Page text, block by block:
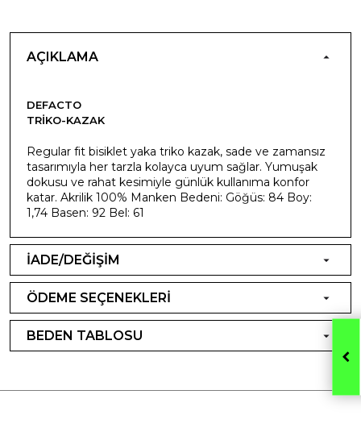
AÇIKLAMA
DEFACTO
TRIKO-KAZAK
Regular fit bisiklet yaka triko kazak, sade ve zamansız
tasarımıyla her tarzla kolayca uyum sağlar. Yumuşak
dokusu ve rahat kesimiyle günlük kullanıma konfor
katar. Akrilik 100% Manken Bedeni: Göğüs: 84 Boy:
1,74 Basen: 92 Bel: 61
İADE/DEĞİŞİM
ÖDEME SEÇENEKLERİ
BEDEN TABLOSU